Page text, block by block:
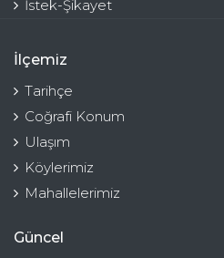
İstek-Şikayet
İlçemiz
Tarihçe
Coğrafi Konum
Ulaşım
Köylerimiz
Mahallelerimiz
Güncel